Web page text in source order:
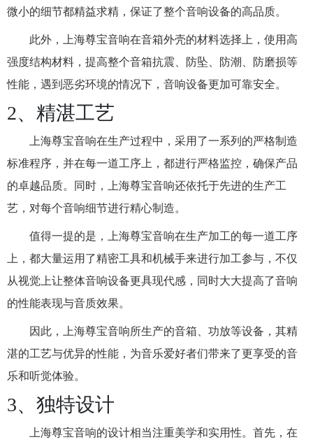
微小的细节都精益求精，保证了整个音响设备的高品质。
此外，上海尊宝音响在音箱外壳的材料选择上，使用高
强度结构材料，提高整个音箱抗震、防坠、防潮、防磨损等
性能，遇到恶劣环境的情况下，音响设备更加可靠安全。
2、精湛工艺
上海尊宝音响在生产过程中，采用了一系列的严格制造
标准程序，并在每一道工序上，都进行严格监控，确保产品
的卓越品质。同时，上海尊宝音响还依托于先进的生产工
艺，对每个音响细节进行精心制造。
值得一提的是，上海尊宝音响在生产加工的每一道工序
上，都大量运用了精密工具和机械手来进行加工参与，不仅
从视觉上让整体音响设备更具现代感，同时大大提高了音响
的性能表现与音质效果。
因此，上海尊宝音响所生产的音箱、功放等设备，其精
湛的工艺与优异的性能，为音乐爱好者们带来了更享受的音
乐和听觉体验。
3、独特设计
上海尊宝音响的设计相当注重美学和实用性。首先，在